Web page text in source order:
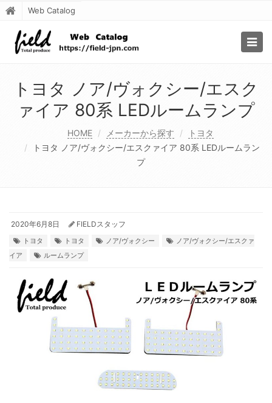
Web Catalog
トヨタ ノア/ヴォクシー/エスク
ァイア 80系 LEDルームランプ
HOME メーカーから探す
トヨタ
トヨタ ノア/ヴォクシー/エスクァイア 80系 LEDルームラン
プ
2020年6月8日 FIELDスタッフ
トヨタ トヨタ ノア/ヴォクシー
ノア/ヴォクシー/エスクァ
イア
ルームランプ